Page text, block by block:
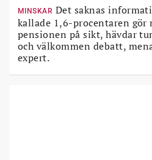
MINSKAR Det saknas
kallade 1,6-procentaren gör
pensionen på sikt, hävdar
och välkommen debatt,
expert.